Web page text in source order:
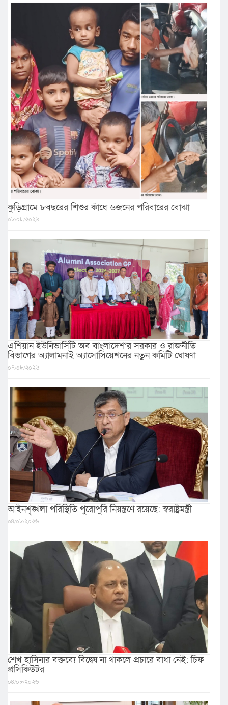
কুড়িগ্রামে ৮বছরের শিশুর কাঁধে ৬জনের পরিবারের বোঝা
০৮/০৮/২০২৬
এশিয়ান ইউনিভার্সিটি অব বাংলাদেশ’র সরকার ও রাজনীতি
বিভাগের অ্যালামনাই অ্যাসোসিয়েশনের নতুন কমিটি ঘোষণা
০৭/০৮/২০২৬
আইনশৃঙ্খলা পরিস্থিতি পুরোপুরি নিয়ন্ত্রণে রয়েছে: স্বরাষ্ট্রমন্ত্রী
০৪/০৮/২০২৬
শেখ হাসিনার বক্তব্যে বিদ্বেষ না থাকলে প্রচারে বাধা নেই: চিফ
প্রসিকিউটর
০৪/০৮/২০২৬